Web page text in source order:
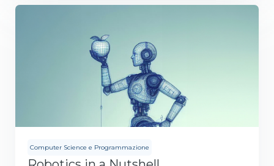
Computer Science e Programmazione